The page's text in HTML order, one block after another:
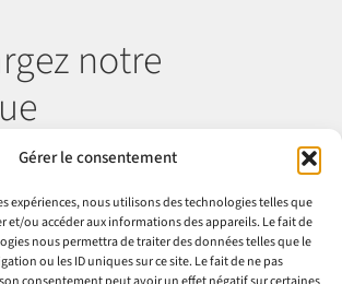
Gérer le consentement
expériences, nous utilisons des technologies telles que
et/ou accéder aux informations des appareils. Le fait de
nous permettra de traiter des données telles que le
ou les ID uniques sur ce site. Le fait de ne pas
notre